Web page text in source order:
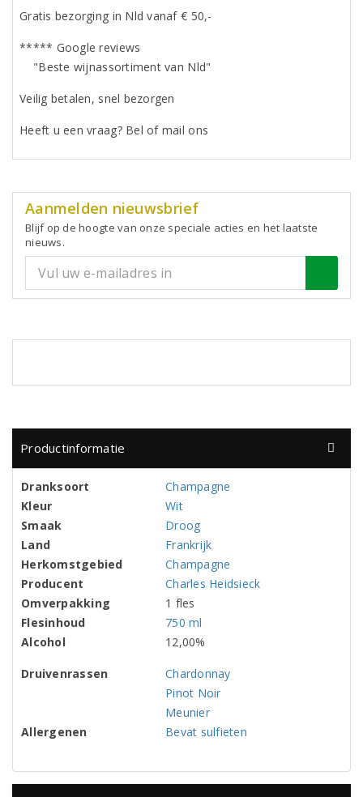
Gratis bezorging in Nld vanaf € 50,-
***** Google reviews
"Beste wijnassortiment van Nld"
Veilig betalen, snel bezorgen
Heeft u een vraag? Bel of mail ons
Aanmelden nieuwsbrief
Blijf op de hoogte van onze speciale acties en het laatste
nieuws.
Productinformatie
Dranksoort
Champagne
Kleur
Wit
Smaak
Droog
Land
Frankrijk
Herkomstgebied
Champagne
Producent
Charles Heidsieck
Omverpakking
1 fles
Flesinhoud
750 ml
Alcohol
12,00%
Druivenrassen
Chardonnay
Pinot Noir
Meunier
Allergenen
Bevat sulfieten